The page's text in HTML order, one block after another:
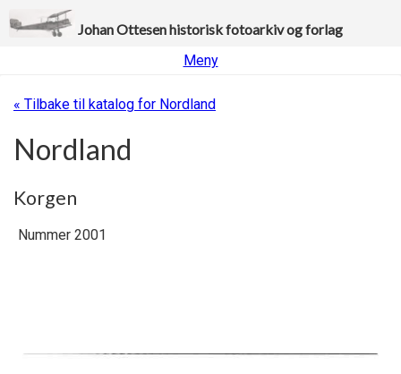
Johan Ottesen historisk fotoarkiv og forlag
Meny
« Tilbake til katalog for Nordland
Nordland
Korgen
Nummer 2001